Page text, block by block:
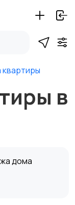
в
дома